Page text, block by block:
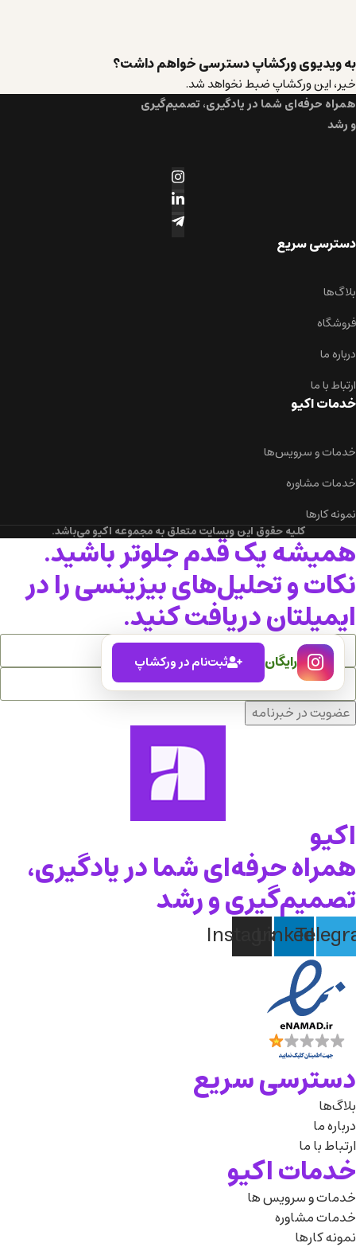
به ویدیوی ورکشاپ دسترسی خواهم داشت؟
خیر، این ورکشاپ ضبط نخواهد شد.
همراه حرفه‌ای شما در یادگیری، تصمیم‌گیری
و رشد
دسترسی سریع
بلاگ‌ها
فروشگاه
درباره ما
ارتباط با ما
خدمات اکیو
خدمات و سرویس‌ها
خدمات مشاوره
نمونه کارها
کلیه حقوق این وبسایت متعلق به مجموعه اکیو می‌باشد.
رایگان ثبت‌نام در ورکشاپ
همیشه یک قدم جلوتر باشید.
نکات و تحلیل‌های بیزینسی را در
ایمیلتان دریافت کنید.
عضویت در خبرنامه
اکیو
همراه حرفه‌ای شما در یادگیری،
تصمیم‌گیری و رشد
Linkedin
Instagram
دسترسی سریع
بلاگ‌ها
درباره‌ ما
ارتباط با ما
خدمات اکیو
خدمات و سرویس ها
خدمات مشاوره
نمونه کارها